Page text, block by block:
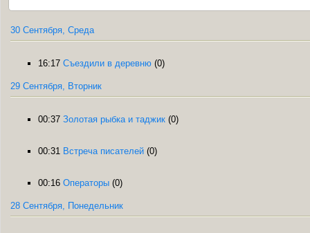
30 Сентября, Среда
16:17 Съездили в деревню (0)
29 Сентября, Вторник
00:37 Золотая рыбка и таджик (0)
00:31 Встреча писателей (0)
00:16 Операторы (0)
28 Сентября, Понедельник